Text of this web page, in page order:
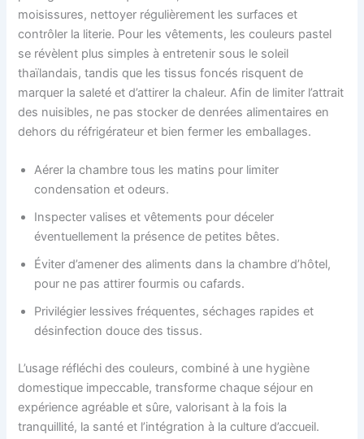
moisissures, nettoyer régulièrement les surfaces et
contrôler la literie. Pour les vêtements, les couleurs pastel
se révèlent plus simples à entretenir sous le soleil
thaïlandais, tandis que les tissus foncés risquent de
marquer la saleté et d’attirer la chaleur. Afin de limiter l’attrait
des nuisibles, ne pas stocker de denrées alimentaires en
dehors du réfrigérateur et bien fermer les emballages.
Aérer la chambre tous les matins pour limiter
condensation et odeurs.
Inspecter valises et vêtements pour déceler
éventuellement la présence de petites bêtes.
Éviter d’amener des aliments dans la chambre d’hôtel,
pour ne pas attirer fourmis ou cafards.
Privilégier lessives fréquentes, séchages rapides et
désinfection douce des tissus.
L’usage réfléchi des couleurs, combiné à une hygiène
domestique impeccable, transforme chaque séjour en
expérience agréable et sûre, valorisant à la fois la
tranquillité, la santé et l’intégration à la culture d’accueil.